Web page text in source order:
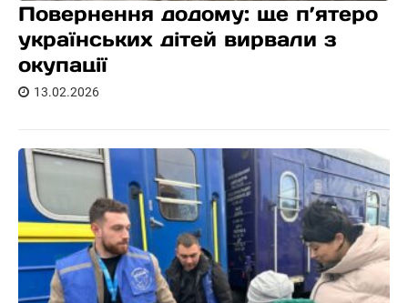
Повернення додому: ще п’ятеро
українських дітей вирвали з
окупації
13.02.2026